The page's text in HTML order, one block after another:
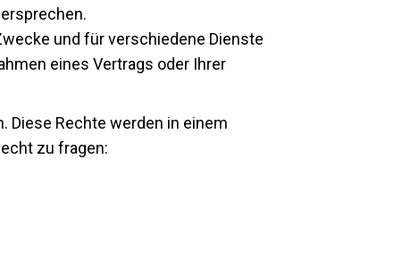
und für verschiedene Dienste
eines Vertrags oder Ihrer
Diese Rechte werden in einem
zu fragen: